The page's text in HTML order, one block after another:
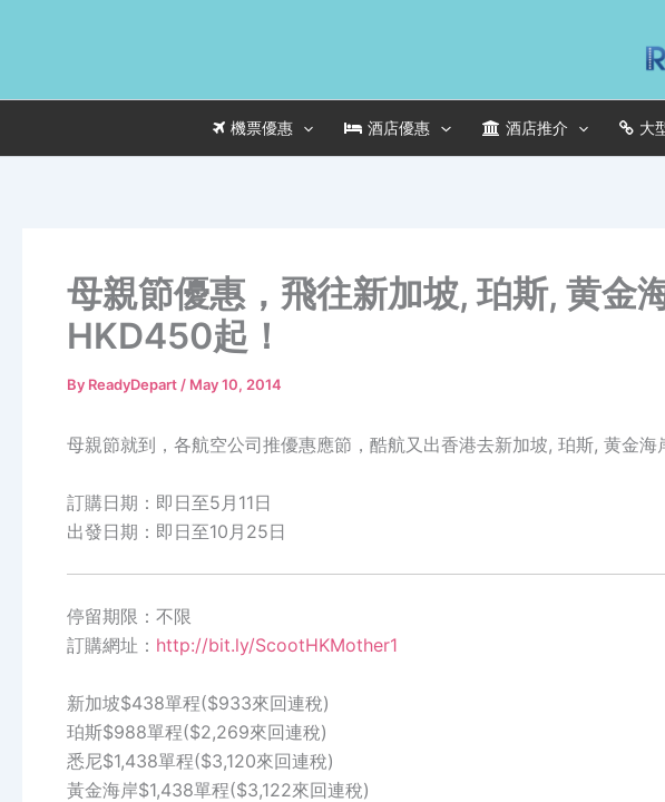
機票優惠 酒店優惠 酒店推介 大
母親節優惠，飛往新加坡, 珀斯, 黄金
HKD450起！
By ReadyDepart / May 10, 2014
母親節就到，各航空公司推優惠應節，酷航又出香港去新加坡, 珀斯, 黄金海
訂購日期：即日至5月11日
出發日期：即日至10月25日
停留期限：不限
訂購網址： http://bit.ly/ScootHKMother1
新加坡$438單程($933來回連稅)
珀斯$988單程($2,269來回連稅)
悉尼$1,438單程($3,120來回連稅)
黃金海岸$1,438單程($3,122來回連稅)